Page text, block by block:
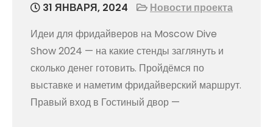
31 ЯНВАРЯ, 2024
Новости проекта
Идеи для фридайверов на Moscow Dive
Show 2024 — на какие стенды заглянуть и
сколько денег готовить. Пройдёмся по
выставке и наметим фридайверский маршрут.
Правый вход в Гостиный двор —